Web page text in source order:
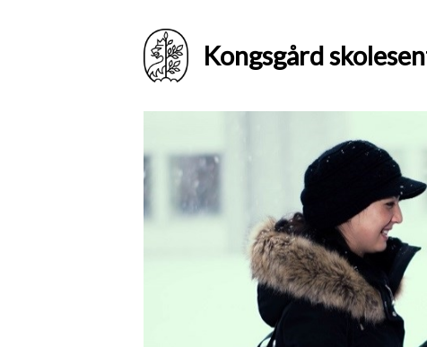
Kongsgård